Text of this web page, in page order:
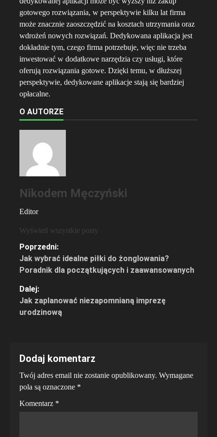
gotowego rozwiązania, w perspektywie kilku lat firma
może znacznie zaoszczędzić na kosztach utrzymania oraz
wdrożeń nowych rozwiązań. Dedykowana aplikacja jest
dokładnie tym, czego firma potrzebuje, więc nie trzeba
inwestować w dodatkowe narzędzia czy usługi, które
oferują rozwiązania gotowe. Dzięki temu, w dłuższej
perspektywie, dedykowane aplikacje stają się bardziej
opłacalne.
O AUTORZE
Nikodem Męczyński
Editor
Wyświetl wszystkie posty
Zobacz
wpisy
Poprzedni:
Jak wybrać idealne piłki do żonglowania?
Poradnik dla początkujących i zaawansowanych
Dalej:
Jak zaplanować niezapomnianą imprezę
urodzinową
Dodaj komentarz
Twój adres email nie zostanie opublikowany. Wymagane
pola są oznaczone *
Komentarz *